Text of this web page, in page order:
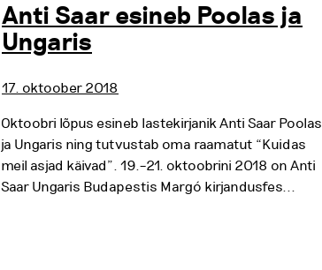
Anti Saar esineb Poolas ja
Ungaris
17. oktoober 2018
Oktoobri lõpus esineb lastekirjanik Anti Saar Poolas
ja Ungaris ning tutvustab oma raamatut “Kuidas
meil asjad käivad”. 19.–21. oktoobrini 2018 on Anti
Saar Ungaris Budapestis Margó kirjandusfes...